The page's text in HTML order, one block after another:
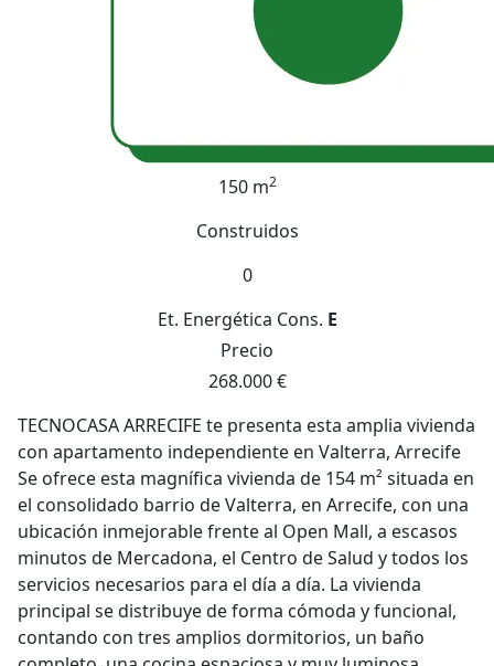
150 m2
Construidos
0
Et. Energética Cons. E
Precio
268.000 €
TECNOCASA ARRECIFE te presenta esta amplia vivienda
con apartamento independiente en Valterra, Arrecife
Se ofrece esta magnífica vivienda de 154 m² situada en
el consolidado barrio de Valterra, en Arrecife, con una
ubicación inmejorable frente al Open Mall, a escasos
minutos de Mercadona, el Centro de Salud y todos los
servicios necesarios para el día a día. La vivienda
principal se distribuye de forma cómoda y funcional,
contando con tres amplios dormitorios, un baño